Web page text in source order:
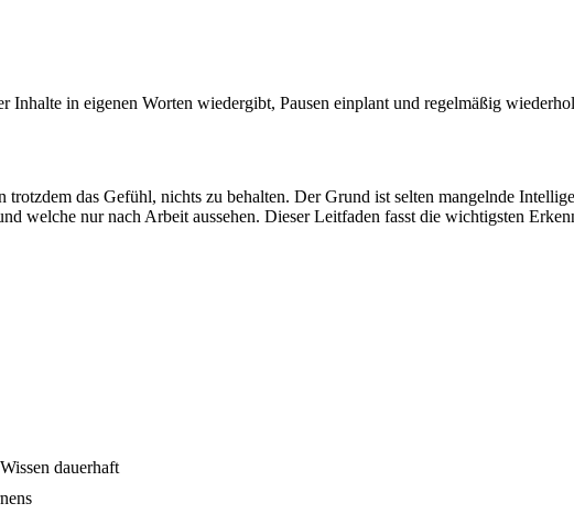
in eigenen Worten wiedergibt, Pausen einplant und regelmäßig
das Gefühl, nichts zu behalten. Der Grund ist selten mangelnde
welche nur nach Arbeit aussehen. Dieser Leitfaden fasst die wichtigsten
dauerhaft